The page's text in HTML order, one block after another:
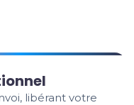
libérant votre